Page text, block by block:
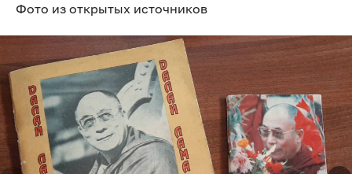
Фото из открытых источников